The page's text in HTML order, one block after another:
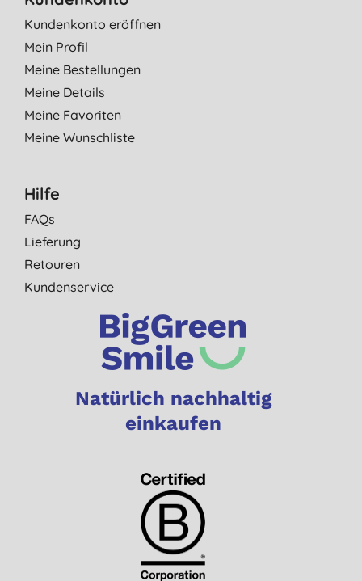
Kundenkonto eröffnen
Mein Profil
Meine Bestellungen
Meine Details
Meine Favoriten
Meine Wunschliste
Hilfe
FAQs
Lieferung
Retouren
Kundenservice
Natürlich nachhaltig
einkaufen